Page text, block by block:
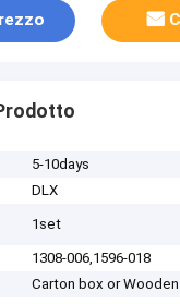
5-10days
DLX
1set
1308-006,1596-018
Carton box or